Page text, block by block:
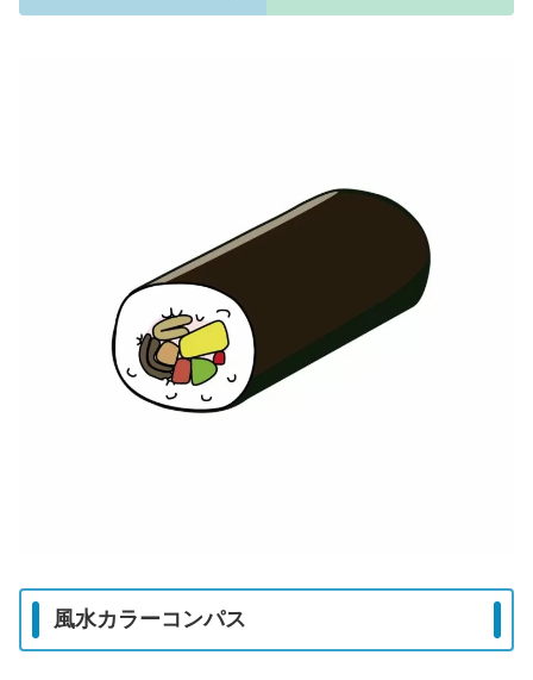
風水カラーコンパス